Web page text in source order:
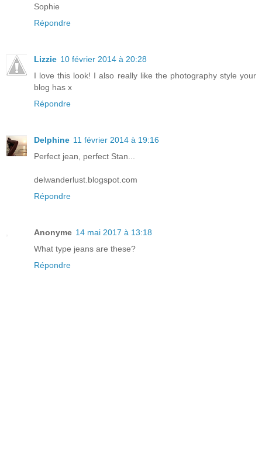
Sophie
Répondre
Lizzie 10 février 2014 à 20:28
I love this look! I also really like the photography style your
blog has x
Répondre
Delphine 11 février 2014 à 19:16
Perfect jean, perfect Stan...
delwanderlust.blogspot.com
Répondre
Anonyme 14 mai 2017 à 13:18
What type jeans are these?
Répondre